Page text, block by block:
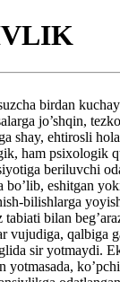
birdan
jo’shqin,
shay, ehtirosli
ham psixologik
beriluvchi
eshitgan
bilishlarga
tabiati bilan
vujudiga, qalbiga
sir yotmaydi.
yotmasada,